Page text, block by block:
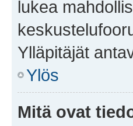
lukea
Ylläpitäjät
Ylös
Mitä ovat